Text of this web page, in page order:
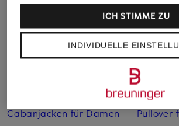
Abendkleider
Anzüge für Herren
Bikinis Damen
Braune Stiefel für Damen
Cabanjacken für Damen
Kleider
Lange
Mäntel
Parkas
Pullover
INDIVIDUELLE
ICH STIMME ZU